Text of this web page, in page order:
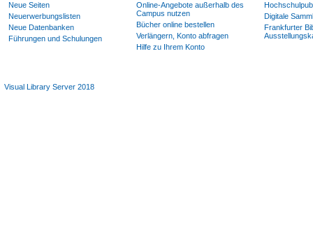
Neue Seiten
Neuerwerbungslisten
Neue Datenbanken
Führungen und Schulungen
Online-Angebote außerhalb des
Campus nutzen
Bücher online bestellen
Verlängern, Konto abfragen
Hilfe zu Ihrem Konto
Digitale
Frankfurter
Visual Library Server 2018